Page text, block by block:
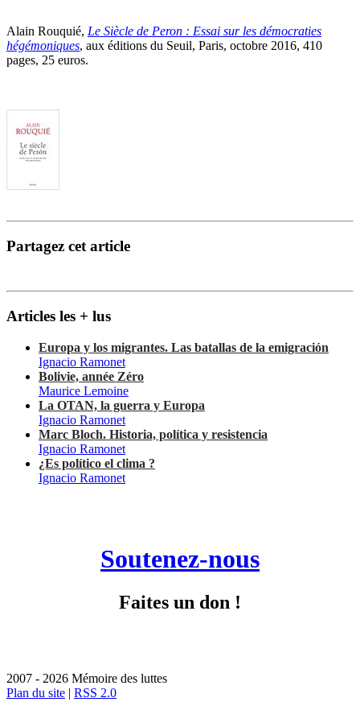
Alain Rouquié, Le Siècle de Peron : Essai sur les démocraties
hégémoniques, aux éditions du Seuil, Paris, octobre 2016, 410
pages, 25 euros.
Partagez cet article
Articles les + lus
Europa y los migrantes. Las batallas de la emigración
Ignacio Ramonet
Bolivie, année Zéro
Maurice Lemoine
La OTAN, la guerra y Europa
Ignacio Ramonet
Marc Bloch. Historia, política y resistencia
Ignacio Ramonet
¿Es político el clima ?
Ignacio Ramonet
Soutenez-nous
Faites un don !
2007 - 2026 Mémoire des luttes
Plan du site | RSS 2.0